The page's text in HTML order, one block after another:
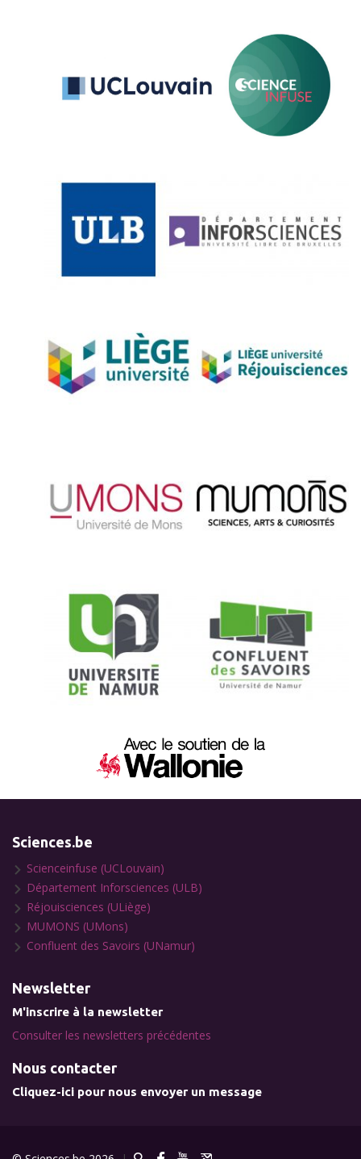
Sciences.be
Scienceinfuse (UCLouvain)
Département Inforsciences (ULB)
Réjouisciences (ULiège)
MUMONS (UMons)
Confluent des Savoirs (UNamur)
Newsletter
M'inscrire à la newsletter
Consulter les newsletters précédentes
Nous contacter
Cliquez-ici pour nous envoyer un message